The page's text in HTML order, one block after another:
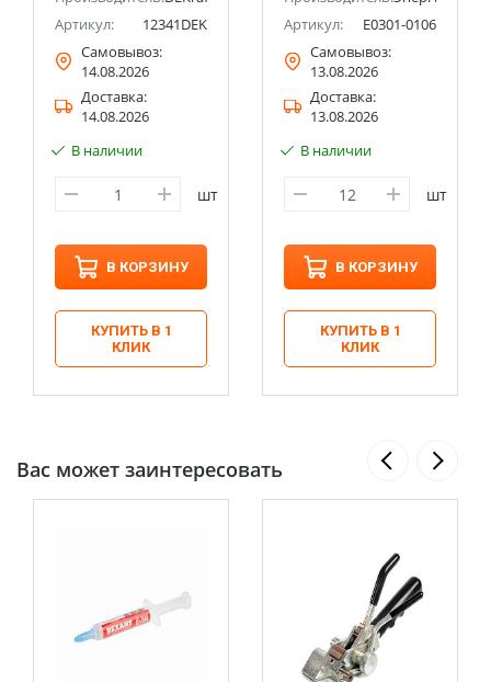
Артикул:
12341DEK
Самовывоз:
14.08.2026
Доставка:
14.08.2026
В наличии
шт
В КОРЗИНУ
КУПИТЬ В 1
КЛИК
Артикул:
Е0301-0106
Самовывоз:
13.08.2026
Доставка:
13.08.2026
В наличии
шт
В КОРЗИНУ
КУПИТЬ В 1
КЛИК
Вас может заинтересовать